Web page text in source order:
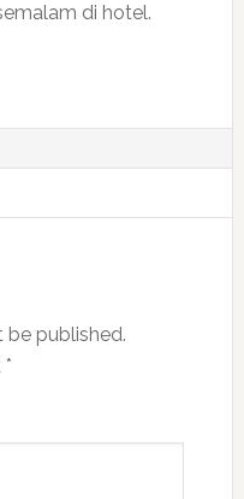
di hotel.
be published.
*